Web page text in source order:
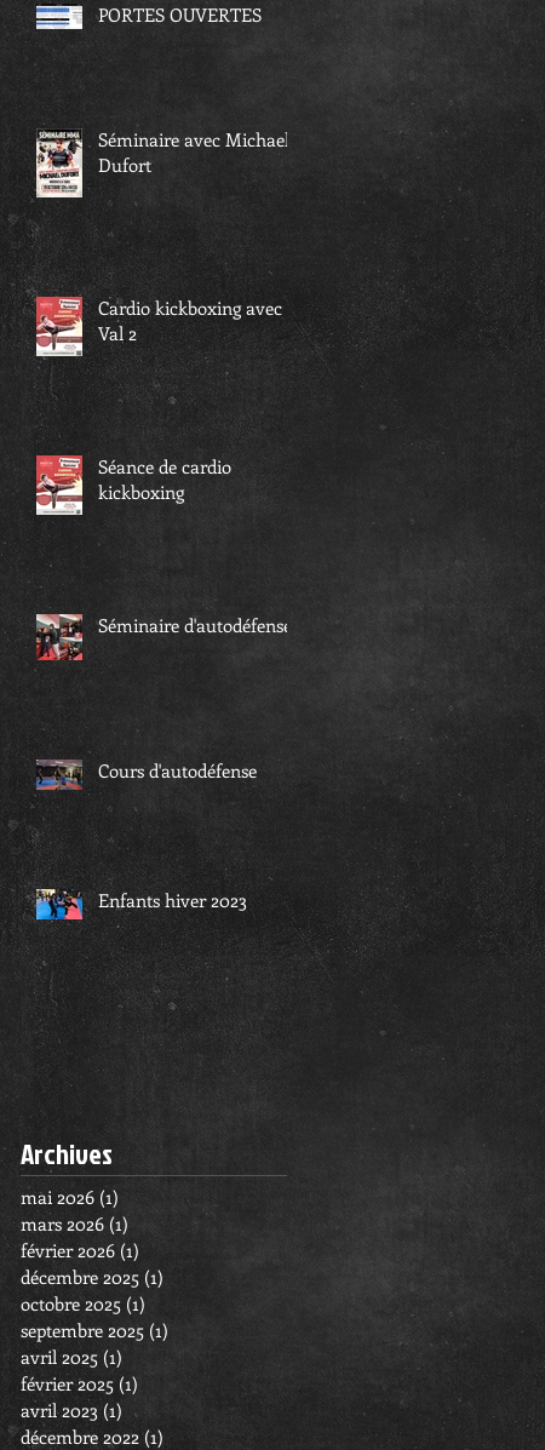
PORTES OUVERTES
Séminaire avec Michael
Dufort
Cardio kickboxing avec
Val 2
Séance de cardio
kickboxing
Séminaire d'autodéfense
Cours d'autodéfense
Enfants hiver 2023
Archives
mai 2026 (1)
mars 2026 (1)
février 2026 (1) 1 post
décembre 2025 (1)
octobre 2025 (1)
septembre 2025 (1)
avril 2025 (1)1 post
février 2025 (1) 1 post
avril 2023 (1) 1 post
décembre 2022 (1)